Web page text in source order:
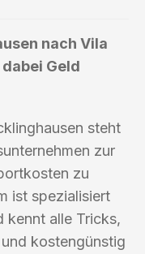
nach Vila
Geld
steht
zur
zu
ist spezialisiert
kennt alle Tricks,
kostengünstig